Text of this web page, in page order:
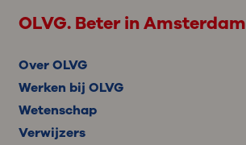
OLVG. Beter in Amsterdam
Over OLVG
Werken bij OLVG
Wetenschap
Verwijzers